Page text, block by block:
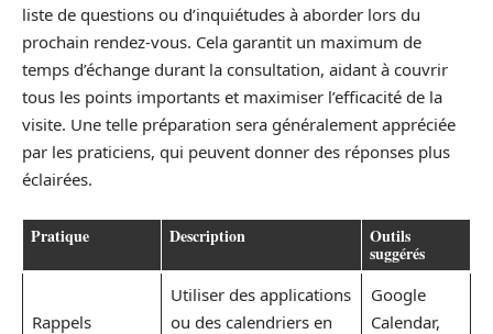
liste de questions ou d’inquiétudes à aborder lors du
prochain rendez-vous. Cela garantit un maximum de
temps d’échange durant la consultation, aidant à couvrir
tous les points importants et maximiser l’efficacité de la
visite. Une telle préparation sera généralement appréciée
par les praticiens, qui peuvent donner des réponses plus
éclairées.
Pratique Description Outils
suggérés
Rappels
Utiliser des applications
ou des calendriers en
Google
Calendar,